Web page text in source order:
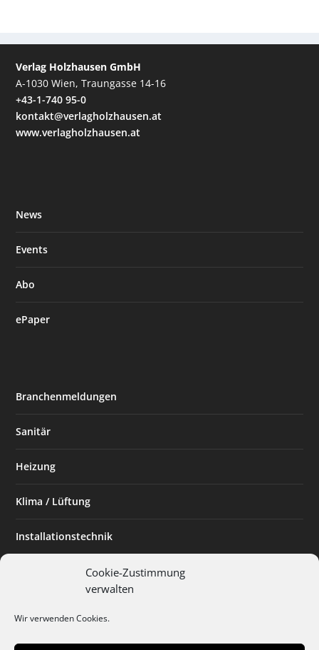
Cookie-Zustimmung
verwalten
Wir verwenden Cookies.
Verlag Holzhausen GmbH
A-1030 Wien, Traungasse 14-16
+43-1-740 95-0
kontakt@verlagholzhausen.at
www.verlagholzhausen.at
News
Events
Abo
ePaper
Branchenmeldungen
Sanitär
Heizung
Klima / Lüftung
Installationstechnik
Planen & Bauen
Installateur des Monats